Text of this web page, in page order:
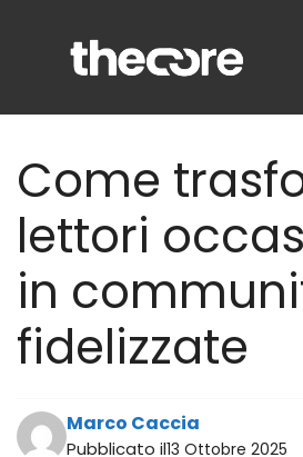
contenuto
Come
lettori
in
fidelizzate
Marco Caccia
Pubblicato il13 Ottobre 2025